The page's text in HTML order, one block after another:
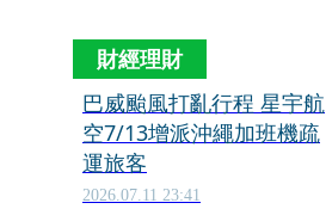
財經理財
巴威颱風打亂行程 星宇航
空7/13增派沖繩加班機疏
運旅客
2026.07.11 23:41